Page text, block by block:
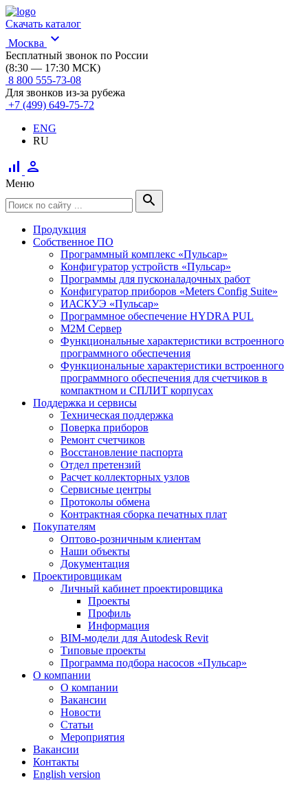
Скачать каталог
Москва
expand_more
Бесплатный звонок по России
(8:30 — 17:30 МСК)
8 800 555-73-08
Для звонков из-за рубежа
+7 (499) 649-75-72
ENG
RU
signal_cellular_alt person
Меню
search
Продукция
Собственное ПО
Программный комплекс «Пульсар»
Конфигуратор устройств «Пульсар»
Программы для пусконаладочных работ
Конфигуратор приборов «Meters Config Suite»
ИАСКУЭ «Пульсар»
Программное обеспечение HYDRA PUL
M2M Сервер
Функциональные характеристики встроенного
программного обеспечения
Функциональные характеристики встроенного
программного обеспечения для счетчиков в
компактном и СПЛИТ корпусах
Поддержка и сервисы
Техническая поддержка
Поверка приборов
Ремонт счетчиков
Восстановление паспорта
Отдел претензий
Расчет коллекторных узлов
Сервисные центры
Протоколы обмена
Контрактная сборка печатных плат
Покупателям
Оптово-розничным клиентам
Наши объекты
Документация
Проектировщикам
Личный кабинет проектировщика
Проекты
Профиль
Информация
BIM-модели для Autodesk Revit
Типовые проекты
Программа подбора насосов «Пульсар»
О компании
О компании
Вакансии
Новости
Статьи
Мероприятия
Вакансии
Контакты
English version